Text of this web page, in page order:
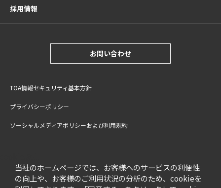
当社のホームページでは、お客様へのサービスの利便性
の向上や、お客様のご利用状況の分析のため、cookieを
採用情報
お問い合わせ
TOA情報セキュリティ基本方針
プライバシーポリシー
ソーシャルメディアポリシーおよび利用規約
特定商取引法に基づく表記